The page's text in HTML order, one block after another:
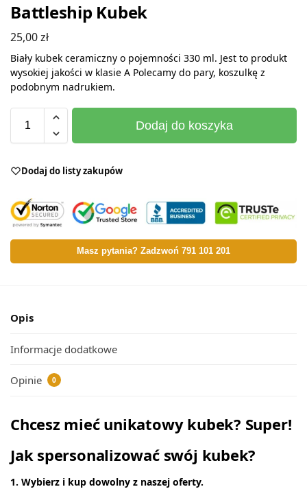
Battleship Kubek
25,00zł
Biały kubek ceramiczny o pojemności 330 ml. Jest to produkt
wysokiej jakości w klasie A Polecamy do pary, koszulkę z
podobnym nadrukiem.
Dodaj do koszyka
Dodaj do listy zakupów
Masz pytania? Zadzwoń 791 101 201
Opis
Informacje dodatkowe
Opinie 0
Chcesz mieć unikatowy kubek? Super!
Jak spersonalizować swój kubek?
1. Wybierz i kup dowolny z naszej oferty.